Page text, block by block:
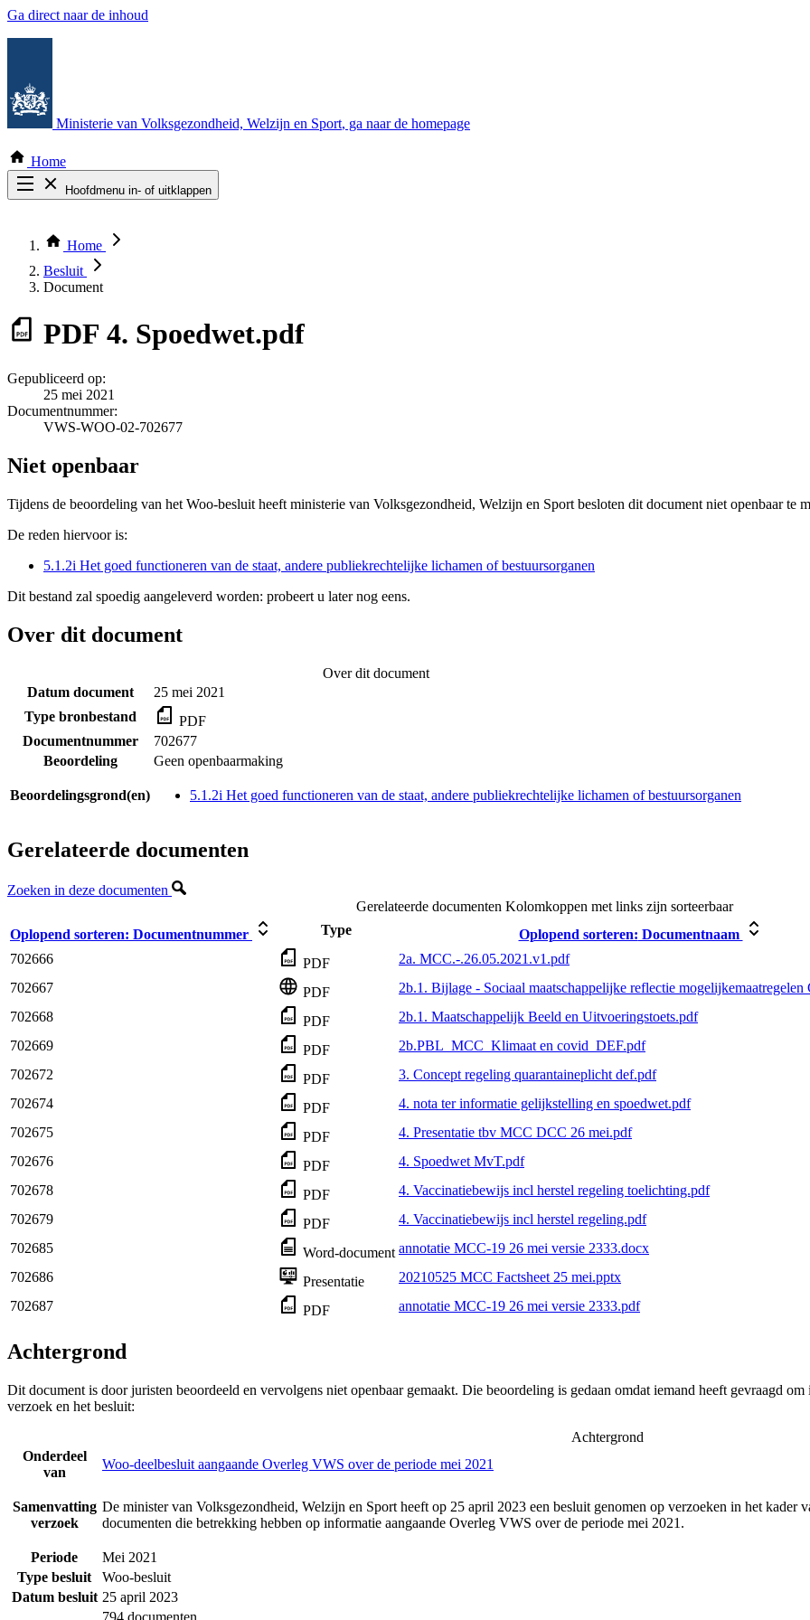
Ga direct naar de inhoud
Ministerie van Volksgezondheid, Welzijn en Sport, ga naar de homepage
Home
Hoofdmenu in- of uitklappen
Thema COVID-19
Bekijk per bestuursorgaan
Home
Besluit
Document
PDF 4. Spoedwet.pdf
Gepubliceerd op:
25 mei 2021
Documentnummer:
VWS-WOO-02-702677
Niet openbaar
Tijdens de beoordeling van het Woo-besluit heeft ministerie van Volksgezondheid, Welzijn en Sport besloten dit document niet openbaar te
De reden hiervoor is:
5.1.2i Het goed functioneren van de staat, andere publiekrechtelijke lichamen of bestuursorganen
Dit bestand zal spoedig aangeleverd worden: probeert u later nog eens.
Over dit document
Over dit document
Datum document
25 mei 2021
Type bronbestand
PDF
Documentnummer
702677
Beoordeling
Geen openbaarmaking
Beoordelingsgrond(en) 5.1.2i Het goed functioneren van de staat, andere publiekrechtelijke lichamen of bestuursorganen
Gerelateerde documenten
Zoeken in deze documenten
Gerelateerde documenten Kolomkoppen met links zijn sorteerbaar
Oplopend sorteren: Documentnummer Type Oplopend sorteren: Documentnaam
702666
PDF 2a. MCC.-.26.05.2021.v1.pdf
702667
PDF 2b.1. Bijlage - Sociaal maatschappelijke reflectie
702668
PDF 2b.1. Maatschappelijk Beeld en Uitvoeringstoets.pdf
702669
PDF 2b.PBL_MCC_Klimaat en covid_DEF.pdf
702672
PDF 3. Concept regeling quarantaineplicht def.pdf
702674
PDF 4. nota ter informatie gelijkstelling en spoedwet.pdf
702675
PDF 4. Presentatie tbv MCC DCC 26 mei.pdf
702676
PDF 4. Spoedwet MvT.pdf
702678
PDF 4. Vaccinatiebewijs incl herstel regeling toelichting.pdf
702679
PDF 4. Vaccinatiebewijs incl herstel regeling.pdf
702685
Word-document annotatie MCC-19 26 mei versie 2333.docx
702686
Presentatie 20210525 MCC Factsheet 25 mei.pptx
702687
PDF annotatie MCC-19 26 mei versie 2333.pdf
Achtergrond
Dit document is door juristen beoordeeld en vervolgens niet openbaar gemaakt. Die beoordeling is gedaan omdat iemand heeft gevraagd
verzoek en het besluit:
Achtergrond
Onderdeel
van
Woo-deelbesluit aangaande Overleg VWS over de periode mei 2021
Samenvatting
verzoek
De minister van Volksgezondheid, Welzijn en Sport heeft op 25 april 2023 een besluit genomen op verzoeken in het kader
documenten die betrekking hebben op informatie aangaande Overleg VWS over de periode mei 2021.
Periode
Mei 2021
Type besluit
Woo-besluit
Datum besluit 25 april 2023